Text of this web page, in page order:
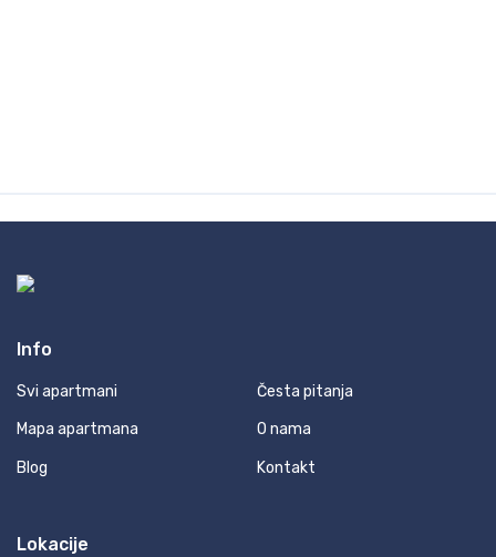
Info
Svi apartmani
Mapa apartmana
Blog
Česta pitanja
O nama
Kontakt
Lokacije